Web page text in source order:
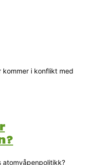
kommer i konflikt med
atomvåpenpolitikk?